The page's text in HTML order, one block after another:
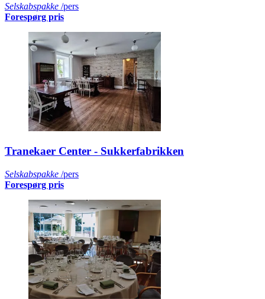
Selskabspakke /pers
Forespørg pris
Tranekaer Center - Sukkerfabrikken
Selskabspakke /pers
Forespørg pris